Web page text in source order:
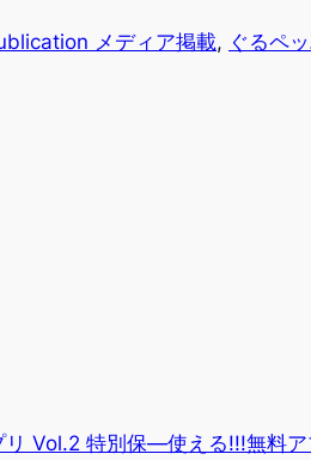
メディア掲載, ぐるペ
Vol.2 特別保―使える!!!無料